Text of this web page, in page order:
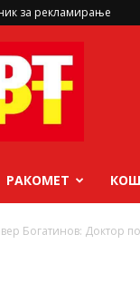
за рекламирање
РАКОМЕТ
Богатинов: Доктор